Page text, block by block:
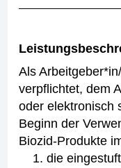
Als
verpflichtet, dem
oder elektronisch
Beginn der
Biozid-Produkte
1. die